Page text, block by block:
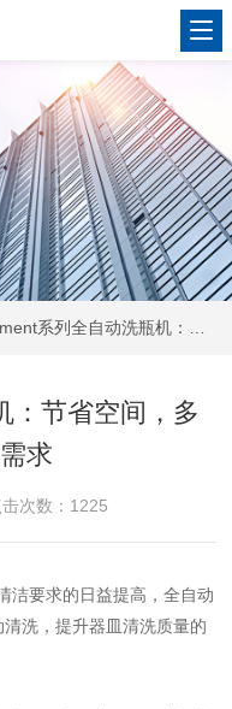
自动洗瓶机：节省空间，多领域应用，满足您的清洁需求
：节省空间，多
求
击次数：1225
洁要求的日益提高，全自动
洗，提升器皿清洗质量的